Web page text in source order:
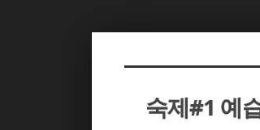
숙제#1 예
스케치북5
스케치북5